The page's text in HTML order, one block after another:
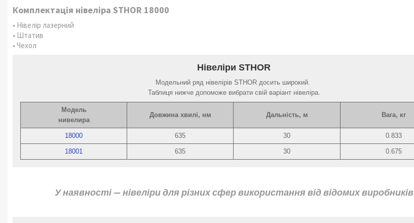
Комплектація нівеліра STHOR 18000
• Нівелір лазерний
• Штатив
• Чехол
Нівеліри STHOR
Модельний ряд нівелірів STHOR досить широкий.
Таблиця нижче допоможе вибрати свій варіант нівеліра.
Модель
нивелира
Довжина хвилі, нм Дальність, м Вага, кг
18000 635 30 0.833
18001 635 30 0.675
У наявності — нівеліри для різних сфер використання від відомих виробників